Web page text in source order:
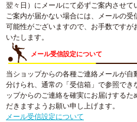
翌々日）にメールにて必ずご案内させて
ご案内が届かない場合には、メールの
可能性がございますので、お手数です
いたします。
メール受信設定について
当ショップからの各種ご連絡メールが自
分けられ、通常の「受信箱」で参照でき
ップからのご連絡を確実にお届けする
だきますようお願い申し上げます。
メール受信設定について